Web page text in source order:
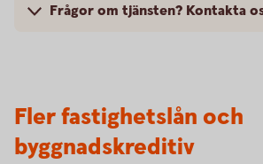
Frågor om tjänsten? Kontakta
Fler fastighetslån och
byggnadskreditiv